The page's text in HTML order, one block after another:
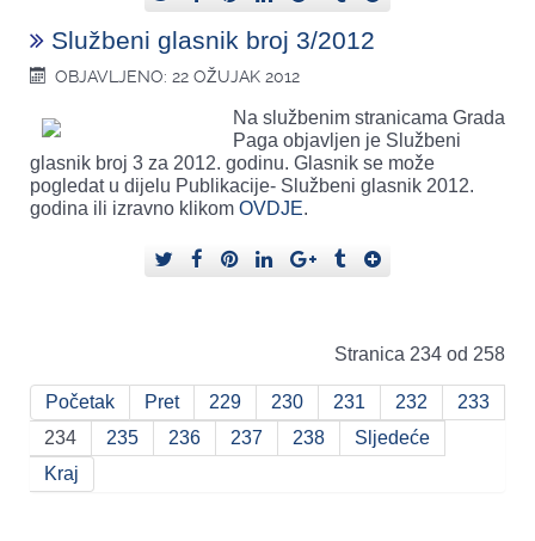
Službeni glasnik broj 3/2012
OBJAVLJENO: 22 OŽUJAK 2012
Na službenim stranicama Grada
Paga objavljen je Službeni
glasnik broj 3 za 2012. godinu. Glasnik se može
pogledat u dijelu Publikacije- Službeni glasnik 2012.
godina ili izravno klikom OVDJE.
Stranica 234 od 258
Početak Pret 229 230 231 232
233
234
235 236 237 238
Sljedeće
Kraj